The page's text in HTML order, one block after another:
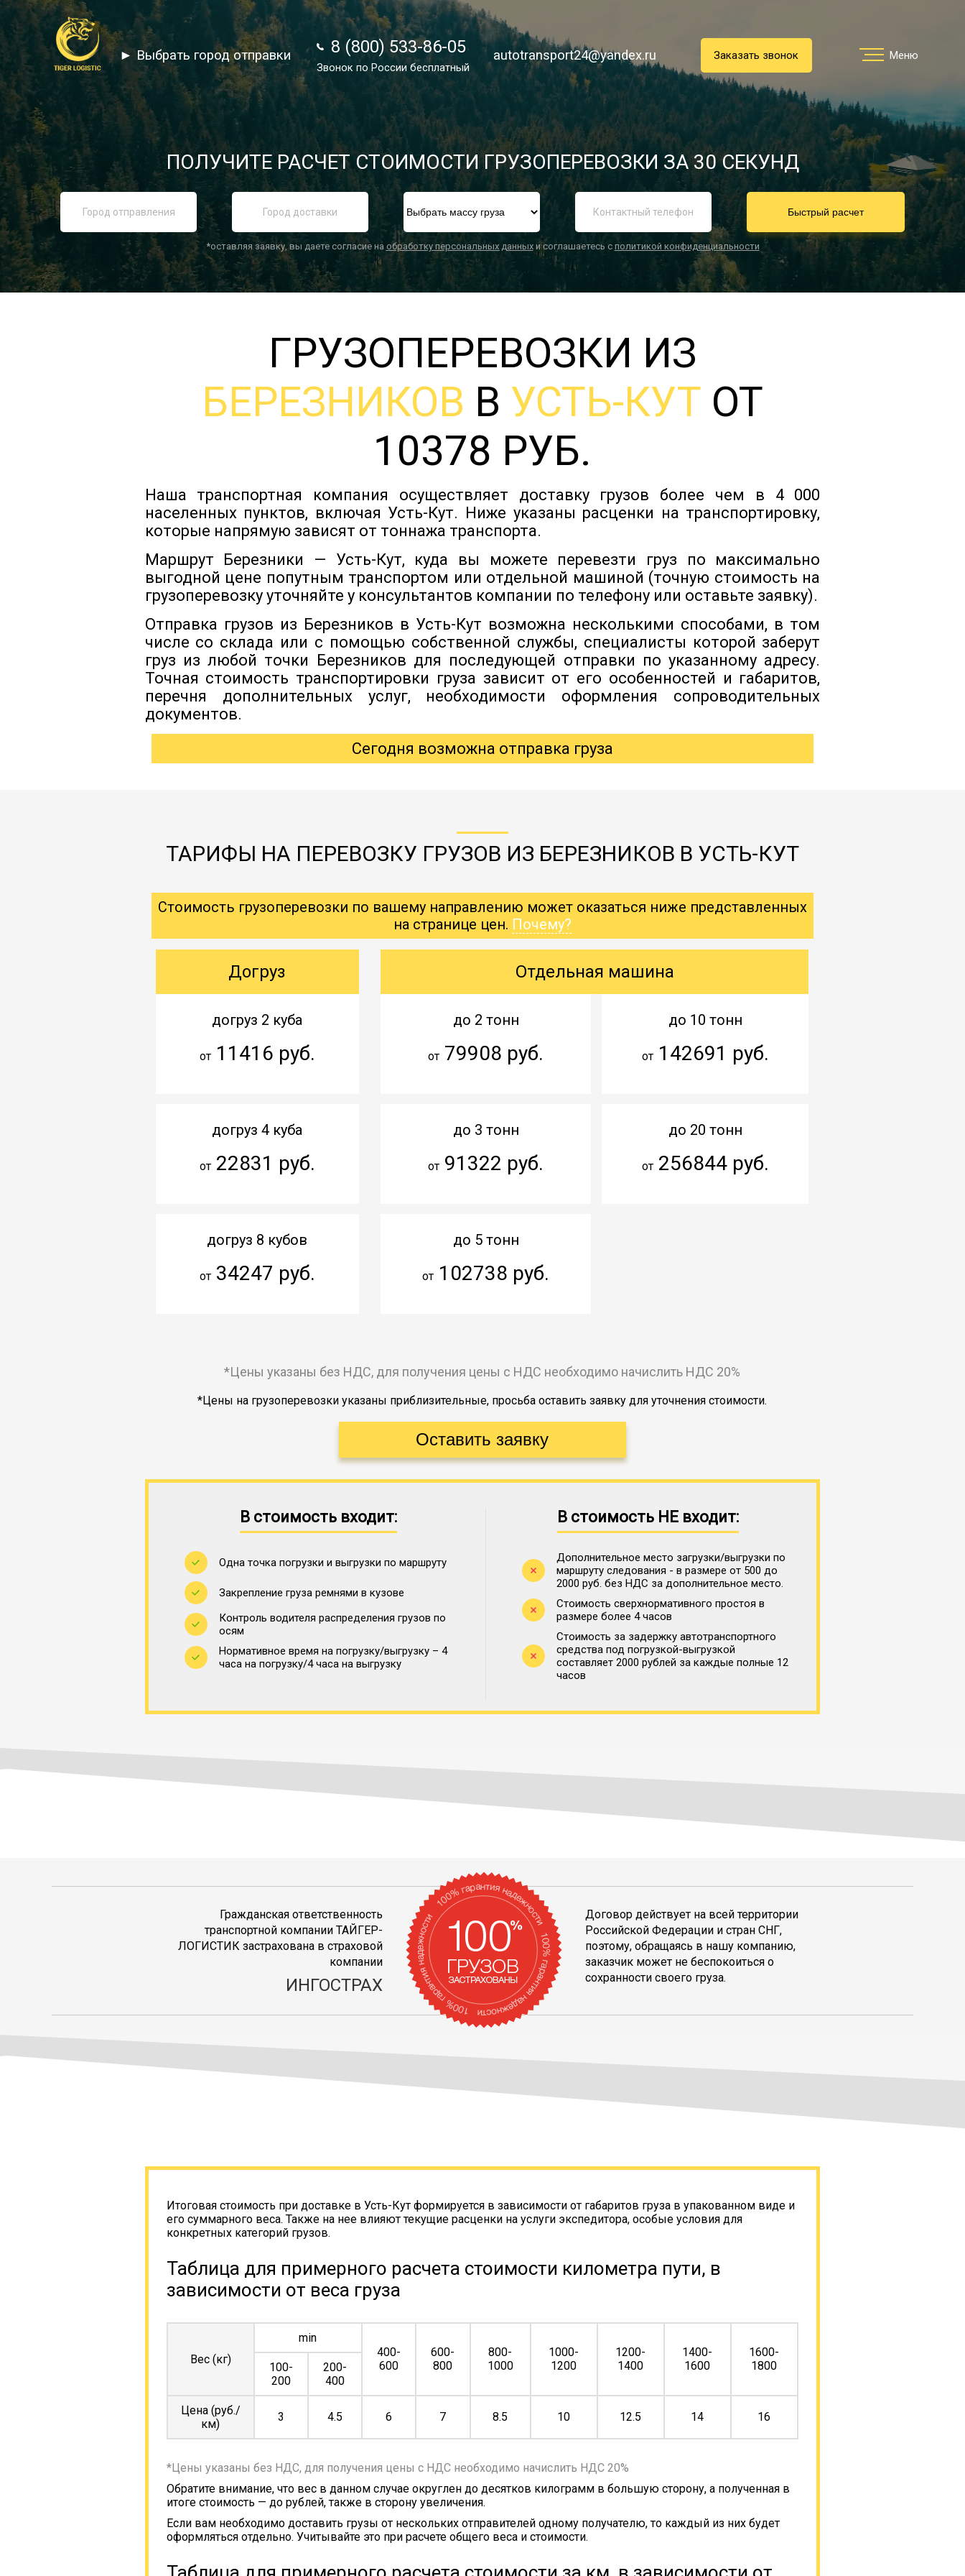
8 (800) 533-86-05
Звонок по России бесплатный
autotransport24@yandex.ru Заказать звонок Меню
Услуги
Преимущества
О компании
Отзывы
Новости
Документы
Контакты
► Выбрать город отправки 8 (800) 533-86-05
Звонок по России бесплатный
autotransport24@yandex.ru Заказать звонок Меню
ПОЛУЧИТЕ РАСЧЕТ СТОИМОСТИ ГРУЗОПЕРЕВОЗКИ ЗА 30 СЕКУНД
Быстрый расчет
*оставляя заявку, вы даете согласие на обработку персональных данныхи соглашаетесь с политикой конфиденциальности
ГРУЗОПЕРЕВОЗКИ ИЗ
БЕРЕЗНИКОВ В УСТЬ-КУТ ОТ
10378 РУБ.
Наша транспортная компания осуществляет доставку грузов более чем в 4 000
населенных пунктов, включая Усть-Кут. Ниже указаны расценки на транспортировку,
которые напрямую зависят от тоннажа транспорта.
Маршрут Березники — Усть-Кут, куда вы можете перевезти груз по максимально
выгодной цене попутным транспортом или отдельной машиной (точную стоимость на
грузоперевозку уточняйте у консультантов компании по телефону или оставьте заявку).
Отправка грузов из Березников в Усть-Кут возможна несколькими способами, в том
числе со склада или с помощью собственной службы, специалисты которой заберут
груз из любой точки Березников для последующей отправки по указанному адресу.
Точная стоимость транспортировки груза зависит от его особенностей и габаритов,
перечня дополнительных услуг, необходимости оформления сопроводительных
документов.
Сегодня возможна отправка груза
ТАРИФЫ НА ПЕРЕВОЗКУ ГРУЗОВ ИЗ БЕРЕЗНИКОВ В УСТЬ-КУТ
Стоимость грузоперевозки по вашему направлению может оказаться ниже представленных
на странице цен. Почему?
Догруз
догруз 2 куба
от11416 руб.
догруз 4 куба
от22831 руб.
догруз 8 кубов
от34247 руб.
Отдельная машина
до 2 тонн
от 79908 руб.
до 3 тонн
от 91322 руб.
до 5 тонн
от 102738 руб.
до 10 тонн
от142691 руб.
до 20 тонн
от256844 руб.
*Цены указаны без НДС, для получения цены с НДС необходимо начислить НДС 20%
*Цены на грузоперевозки указаны приблизительные, просьба оставить заявку для уточнения стоимости.
В стоимость входит:
Одна точка погрузки и выгрузки по маршруту
Закрепление груза ремнями в кузове
Контроль водителя распределения грузов по
осям
Нормативное время на погрузку/выгрузку – 4
часа на погрузку/4 часа на выгрузку
В стоимость НЕ входит:
Дополнительное место загрузки/выгрузки по
маршруту следования - в размере от 500 до
2000 руб. без НДС за дополнительное место.
Стоимость сверхнормативного простоя в
размере более 4 часов
Стоимость за задержку автотранспортного
средства под погрузкой-выгрузкой
составляет 2000 рублей за каждые полные 12
часов
Гражданская ответственность
транспортной компании ТАЙГЕР-
ЛОГИСТИК застрахована в страховой
компании
ИНГОСТРАХ
Договор действует на всей территории
Российской Федерации и стран СНГ,
поэтому, обращаясь в нашу компанию,
заказчик может не беспокоиться о
сохранности своего груза.
Итоговая стоимость при доставке в Усть-Кут формируется в зависимости от габаритов груза в упакованном виде и
его суммарного веса. Также на нее влияют текущие расценки на услуги экспедитора, особые условия для
конкретных категорий грузов.
Таблица для примерного расчета стоимости километра пути, в
зависимости от веса груза
Вес (кг)
min
400-
600
600-
800
800-
1000
1000-
1200
1200-
1400
1400-
1600
1600-
1800
100-
200
200-
400
Цена (руб./
км)
3 4.5 6 7 8.5 10 12.5 14 16
*Цены указаны без НДС, для получения цены с НДС необходимо начислить НДС 20%
Обратите внимание, что вес в данном случае округлен до десятков килограмм в большую сторону, а полученная в
итоге стоимость — до рублей, также в сторону увеличения.
Если вам необходимо доставить грузы от нескольких отправителей одному получателю, то каждый из них будет
оформляться отдельно. Учитывайте это при расчете общего веса и стоимости.